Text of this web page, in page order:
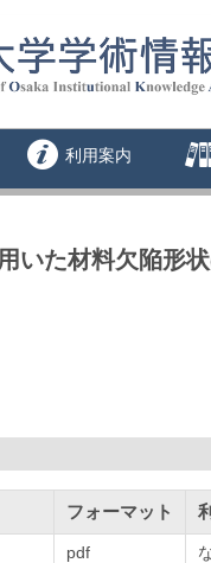
利用案内
いた材料欠陥形
フォーマット
pdf